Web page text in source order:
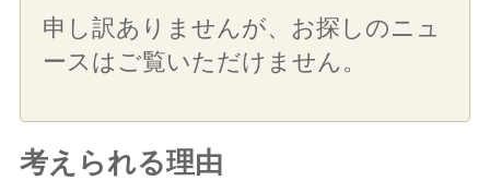
申し訳ありませんが、お探しのニュ
ースはご覧いただけません。
考えられる理由